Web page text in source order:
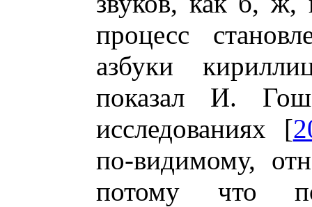
процесс
азбуки
показал И.
исследованиях [
по-видимому,
потому что